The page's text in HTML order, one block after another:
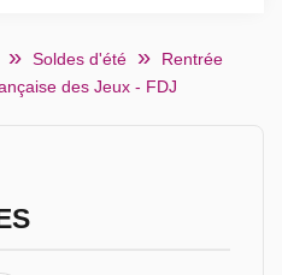
Soldes d'été
Rentrée
des Jeux - FDJ